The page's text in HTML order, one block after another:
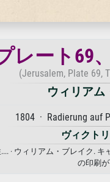
レート69
(Jerusalem, Plate 69,
ウィリアム
1804 · Radierung auf
ヴィクト
· ウィリアム・ブレイク.
の印刷が